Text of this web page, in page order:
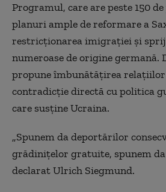
Programul, care are peste 150
planuri ample de reformare a
restricționarea imigrației și
numeroase de origine germană.
propune îmbunătățirea relațiilor
contradicție directă cu politica
care susține Ucraina.
„Spunem da deportărilor
grădinițelor gratuite, spunem
declarat Ulrich Siegmund.